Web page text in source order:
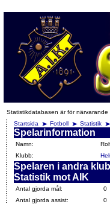
Statistikdatabasen är för
Startsida
Fotboll Statistik
Spelarinformation
Namn:
Klubb:
Spelaren i andra
Statistik mot AIK
Antal gjorda mål:
0
Antal gjorda assist:
0